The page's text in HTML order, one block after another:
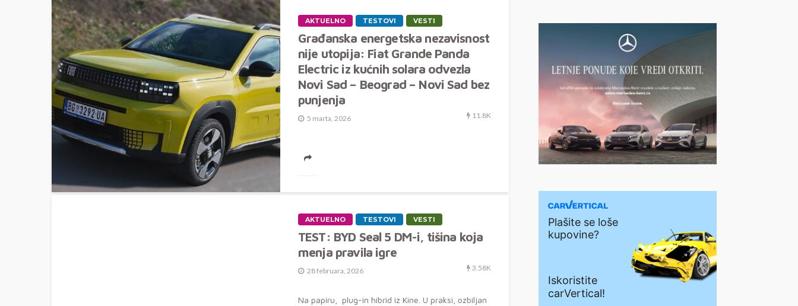
AKTUELNO TESTOVI VESTI
Građanska energetska nezavisnost
nije utopija: Fiat Grande Panda
Electric iz kućnih solara odvezla
Novi Sad – Beograd – Novi Sad bez
punjenja
5 marta, 2026 11.8K
Beograda i nazad Prvi martovski sunčani dani,
AKTUELNO TESTOVI VESTI
TEST: BYD Seal 5 DM-i, tišina koja
menja pravila igre
28 februara, 2026 3.58K
Na papiru, plug-in hibrid iz Kine. U praksi, ozbiljan